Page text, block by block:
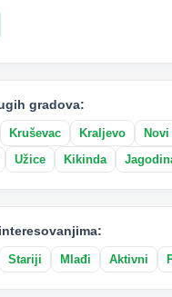
gradova:
Kruševac Kraljevo
Užice Kikinda
Stariji Mlađi Aktivni